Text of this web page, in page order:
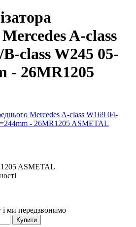
A-class
class W245 05-
- 26MR1205
ASMETAL
і ми передзвонимо
Купити